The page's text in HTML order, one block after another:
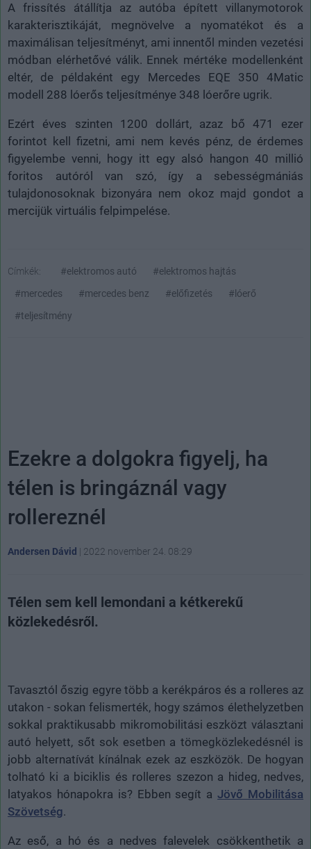
A frissítés átállítja az autóba épített villanymotorok
karakterisztikáját, megnövelve a nyomatékot és a
maximálisan teljesítményt, ami innentől minden vezetési
módban elérhetővé válik. Ennek mértéke modellenként
eltér, de példaként egy Mercedes EQE 350 4Matic
modell 288 lóerős teljesítménye 348 lóerőre ugrik.
Ezért éves szinten 1200 dollárt, azaz bő 471 ezer
forintot kell fizetni, ami nem kevés pénz, de érdemes
figyelembe venni, hogy itt egy alsó hangon 40 millió
foritos autóról van szó, így a sebességmániás
tulajdonosoknak bizonyára nem okoz majd gondot a
mercijük virtuális felpimpelése.
Címkék: #elektromos autó
#elektromos hajtás
#mercedes
#mercedes benz #előfizetés
#lóerő
#teljesítmény
Ezekre a dolgokra figyelj, ha
télen is bringáznál vagy
rollereznél
Andersen Dávid | 2022 november 24. 08:29
Télen sem kell lemondani a kétkerekű
közlekedésről.
Tavasztól őszig egyre több a kerékpáros és a rolleres az
utakon - sokan felismerték, hogy számos élethelyzetben
sokkal praktikusabb mikromobilitási eszközt választani
autó helyett, sőt sok esetben a tömegközlekedésnél is
jobb alternatívát kínálnak ezek az eszközök. De hogyan
tolható ki a biciklis és rolleres szezon a hideg, nedves,
latyakos hónapokra is? Ebben segít aJövő Mobilitása
Szövetség.
Az eső, a hó és a nedves falevelek csökkenthetik a